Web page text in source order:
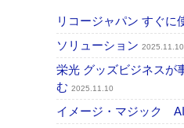
リコージャパン すぐに
ソリューション 2025.11.10
栄光 グッズビジネスが
む 2025.11.10
イメージ・マジック